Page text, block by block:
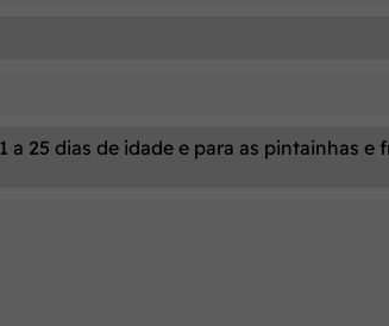
25 dias de idade e para as pintainhas e